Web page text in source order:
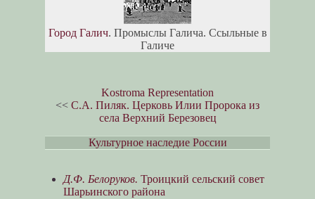
Город Галич. Промыслы Галича. Ссыльные в
Галиче
Kostroma Representation
<< С.А. Пиляк. Церковь Илии Пророка из
села Верхний Березовец
Культурное наследие России
Д.Ф. Белоруков. Троицкий сельский совет
Шарьинского района